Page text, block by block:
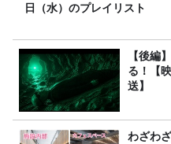
日（水）のプレイリスト
【後編
る！【
送】
わざわ